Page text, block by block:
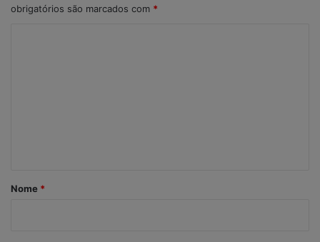
obrigatórios são marcados com *
rNome *